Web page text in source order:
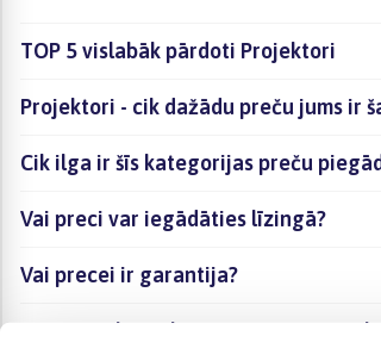
TOP 5 vislabāk pārdoti Projektori
Projektori - cik dažādu preču jums ir
Cik ilga ir šīs kategorijas preču
Vai preci var iegādāties līzingā?
Vai precei ir garantija?
Kā visērtāk izvēlēties sev piemērotāko